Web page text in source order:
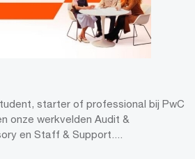
starter of professional bij PwC
onze werkvelden Audit &
en Staff & Support....